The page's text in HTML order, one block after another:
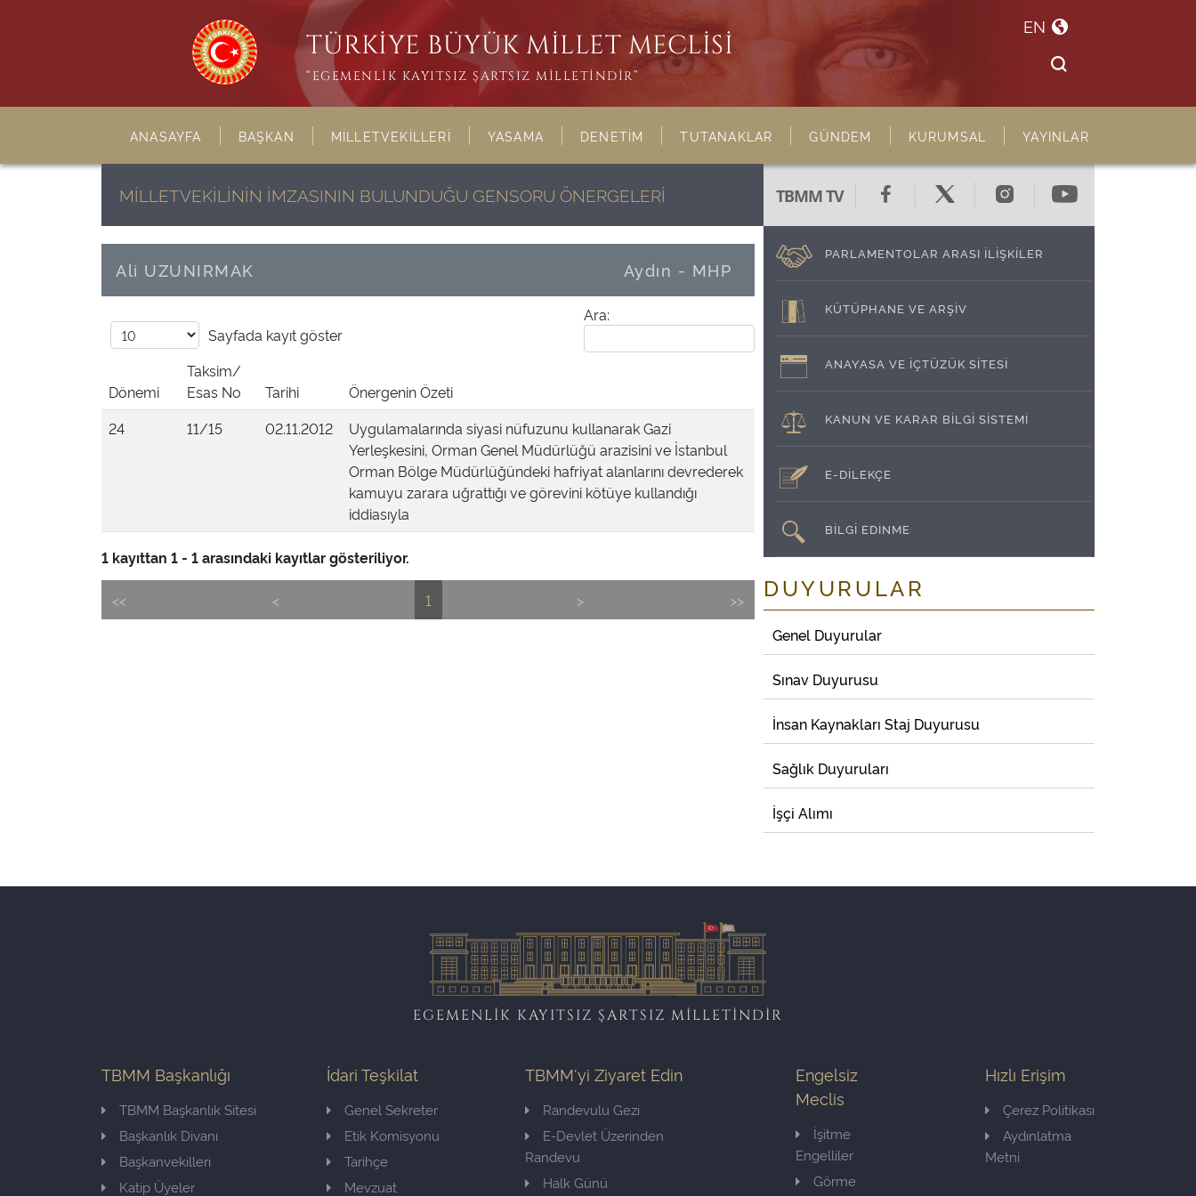
TÜRKİYE BÜYÜK MİLLET MECLİSİ
“EGEMENLİK KAYITSIZ ŞARTSIZ MİLLETİNDİR”
EN
ANASAYFA BAŞKAN MİLLETVEKİLLERİ YASAMA DENETİM TUTANAKLAR GÜNDEM KURUMSAL YAYINLAR
MİLLETVEKİLİNİN İMZASININ BULUNDUĞU GENSORU ÖNERGELERİ
Ali UZUNIRMAK Aydın - MHP
Ara:
Sayfada kayıt göster
Dönemi
Taksim/
Esas No
Tarihi
Önergenin Özeti
24
11/15 02.11.2012
Uygulamalarında siyasi nüfuzunu kullanarak Gazi
Yerleşkesini, Orman Genel Müdürlüğü arazisini ve İstanbul
Orman Bölge Müdürlüğündeki hafriyat alanlarını devrederek
kamuyu zarara uğrattığı ve görevini kötüye kullandığı
iddiasıyla
1 kayıttan 1 - 1 arasındaki kayıtlar gösteriliyor.
<< < 1 > >>
TBMM TV
PARLAMENTOLAR ARASI İLİŞKİLER
KÜTÜPHANE VE ARŞİV
ANAYASA VE İÇTÜZÜK SİTESİ
KANUN VE KARAR BİLGİ SİSTEMİ
E-DİLEKÇE
BİLGİ EDİNME
DUYURULAR
Genel Duyurular
Sınav Duyurusu
İnsan Kaynakları Staj Duyurusu
Sağlık Duyuruları
İşçi Alımı
EGEMENLİK KAYITSIZ ŞARTSIZ MİLLETİNDİR
TBMM Başkanlığı
TBMM Başkanlık Sitesi
Başkanlık Divanı
Başkanvekilleri
Katip Üyeler
İdari Teşkilat
Genel Sekreter
Etik Komisyonu
Tarihçe
Mevzuat
TBMM'yi Ziyaret Edin
Randevulu Gezi
E-Devlet Üzerinden
Randevu
Halk Günü
Engelsiz
Meclis
İşitme
Engelliler
Görme
Hızlı Erişim
Çerez Politikası
Aydınlatma
Metni